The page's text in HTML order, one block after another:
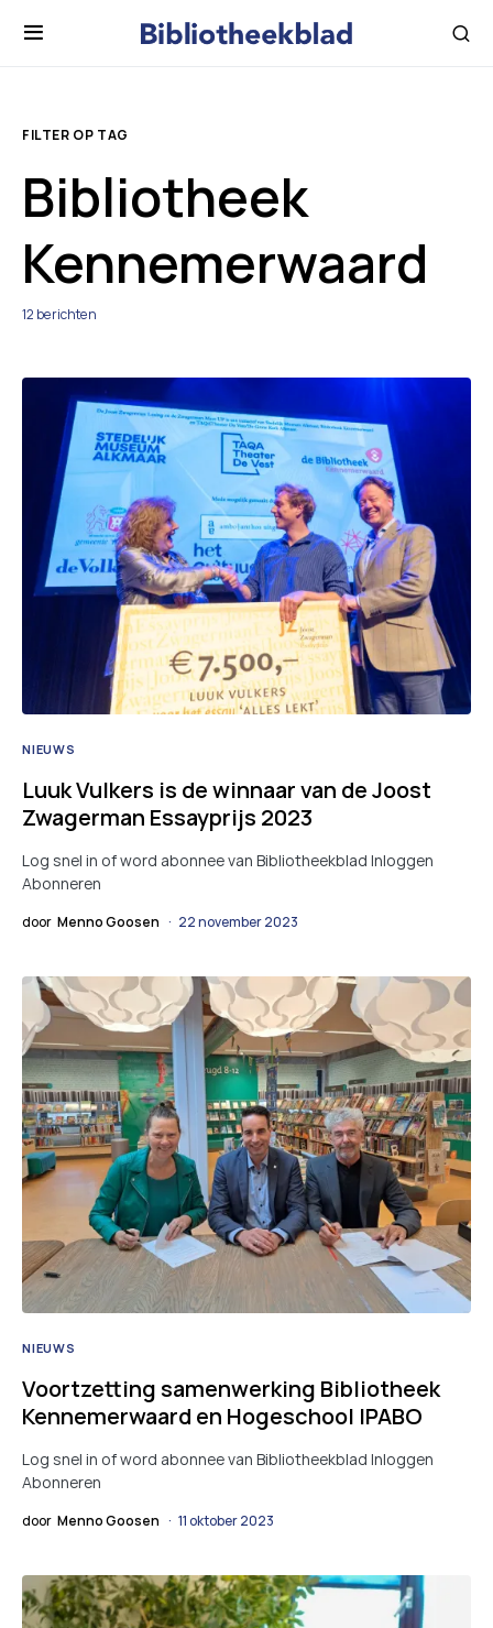
FILTER OP TAG
Bibliotheek
Kennemerwaard
12 berichten
NIEUWS
Luuk Vulkers is de winnaar van de Joost
Zwagerman Essayprijs 2023
Log snel in of word abonnee van Bibliotheekblad Inloggen
Abonneren
door Menno Goosen 22 november 2023
NIEUWS
Voortzetting samenwerking Bibliotheek
Kennemerwaard en Hogeschool IPABO
Log snel in of word abonnee van Bibliotheekblad Inloggen
Abonneren
door Menno Goosen 11 oktober 2023